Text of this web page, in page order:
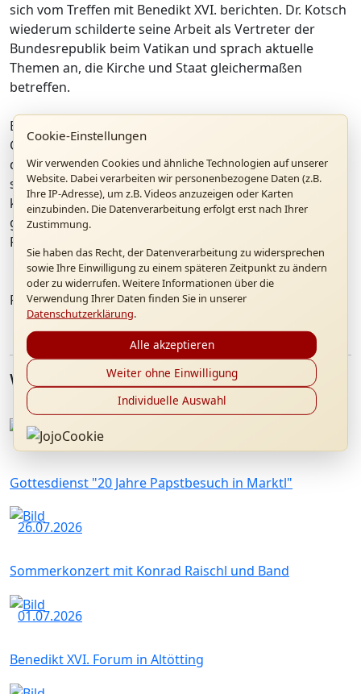
sich vom Treffen mit Benedikt XVI. berichten. Dr. Kotsch
wiederum schilderte seine Arbeit als Vertreter der
Bundesrepublik beim Vatikan und sprach aktuelle
Themen an, die Kirche und Staat gleichermaßen
betreffen.
Bürgermeister Dittmann, Pfarrer Meister und
Geburtshausleiter Dr. Haringer haben ihre Aufgaben in
den Jahren 2018 bis 2020 angetreten. „Wir freuen uns
sehr darüber, dass wir uns Benedikt XVI. vorstellen
konnten und er uns viel Ermutigung mit auf den Weg
gab“, sagten die drei am Ende ihrer eindrucksvollen
Reise.
Fotos: privat
Weitere Artikel
12.09.2026
Gottesdienst "20 Jahre Papstbesuch in Marktl"
26.07.2026
Sommerkonzert mit Konrad Raischl und Band
01.07.2026
Benedikt XVI. Forum in Altötting
Cookie-Einstellungen
Wir verwenden Cookies und ähnliche Technologien auf unserer
Website. Dabei verarbeiten wir personenbezogene Daten (z.B.
Ihre IP-Adresse), um z.B. Videos anzuzeigen oder Karten
einzubinden. Die Datenverarbeitung erfolgt erst nach Ihrer
Zustimmung.
Sie haben das Recht, der Datenverarbeitung zu widersprechen
sowie Ihre Einwilligung zu einem späteren Zeitpunkt zu ändern
oder zu widerrufen. Weitere Informationen über die
Verwendung Ihrer Daten finden Sie in unserer
Datenschutzerklärung.
Alle akzeptieren
Weiter ohne Einwilligung
Individuelle Auswahl